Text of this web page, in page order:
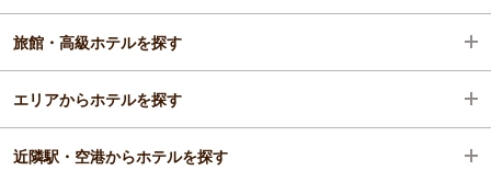
秋田県
十和田湖・大館・鹿角
大館
旅館・高級ホテルを探す
秋田県
エリアからホテルを探す
秋田県
近隣駅・空港からホテルを探す